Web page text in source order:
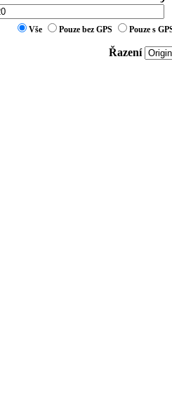
Vše Pouze bez GPS Pouze s
Řazení